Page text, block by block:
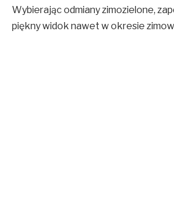
Wybierając odmiany zimozielone,
piękny widok nawet w okresie